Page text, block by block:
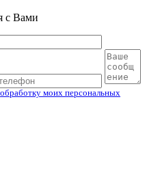
с Вами
обработку моих персональных